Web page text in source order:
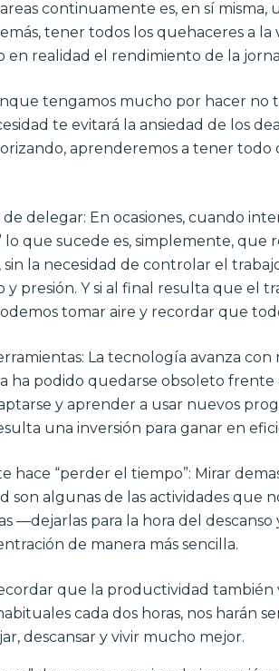
continuamente es, en sí
tener todos los quehaceres a
en realidad el rendimiento de la
tengamos mucho por hacer no
te evitará la ansiedad de los
aprenderemos a tener
delegar: En ocasiones, cuando
lo que sucede es, simplemente,
la necesidad de controlar el
y presión. Y si al final resulta que el
tomar aire y recordar que
La tecnología avanza
ha podido quedarse obsoleto
y aprender a usar nuevos
una inversión para ganar en
hace “perder el tiempo”: Mirar
son algunas de las actividades que
—dejarlas para la hora del
de manera más sencilla.
que la productividad también
cada dos horas, nos harán
descansar y vivir mucho mejor.